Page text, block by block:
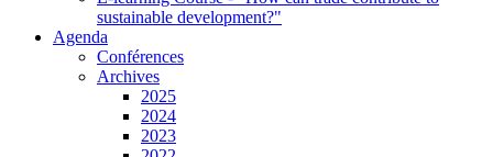
sustainable development?"
Agenda
Conférences
Archives
2025
2024
2023